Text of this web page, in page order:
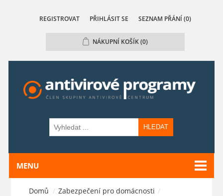
REGISTROVAT PŘIHLÁSIT SE SEZNAM PŘÁNÍ (0)
NÁKUPNÍ KOŠÍK(0)
HLEDAT
MENU
Domů / Zabezpečení pro domácnosti /